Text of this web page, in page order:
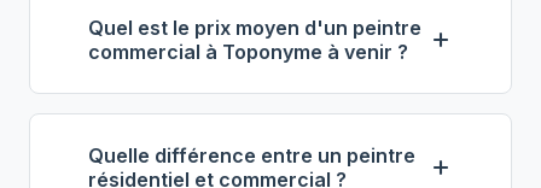
Vermette Entrepreneur
(propriétaire :
Stéphane Vermette) se distingue
commercial à Toponyme à venir. Note :
5.0/5 (101 avis), 10 ans d'expérience,
équipe de 16 employés.
Quel est le prix moyen d'un peintre
commercial à Toponyme à venir ?
À Toponyme à venir, les entrepreneurs
en peinture commerciale facturent
entre58 $ et 93 $ de l'heure
Quelle différence entre un peintre
résidentiel et commercial ?